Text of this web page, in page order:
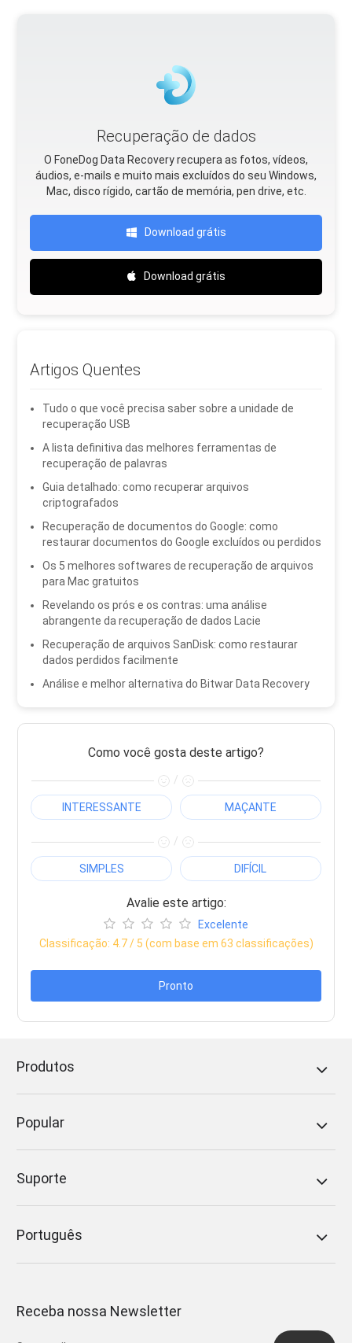
Recuperação de dados
O FoneDog Data Recovery recupera as fotos, vídeos,
áudios, e-mails e muito mais excluídos do seu Windows,
Mac, disco rígido, cartão de memória, pen drive, etc.
Download grátis
Download grátis
Artigos Quentes
Tudo o que você precisa saber sobre a unidade de
recuperação USB
A lista definitiva das melhores ferramentas de
recuperação de palavras
Guia detalhado: como recuperar arquivos
criptografados
Recuperação de documentos do Google: como
restaurar documentos do Google excluídos ou perdidos
Os 5 melhores softwares de recuperação de arquivos
para Mac gratuitos
Revelando os prós e os contras: uma análise
abrangente da recuperação de dados Lacie
Recuperação de arquivos SanDisk: como restaurar
dados perdidos facilmente
Análise e melhor alternativa do Bitwar Data Recovery
Como você gosta deste artigo?
/
INTERESSANTE MAÇANTE
/
SIMPLES DIFÍCIL
Avalie este artigo:
Excelente
Classificação: 4.7/ 5 (com base em 63 classificações)
Pronto
Produtos
Popular
Suporte
Português
Receba nossa Newsletter